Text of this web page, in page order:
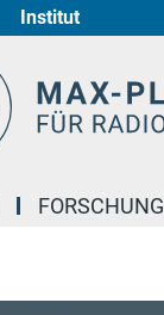
Institut
FORSCHUNG